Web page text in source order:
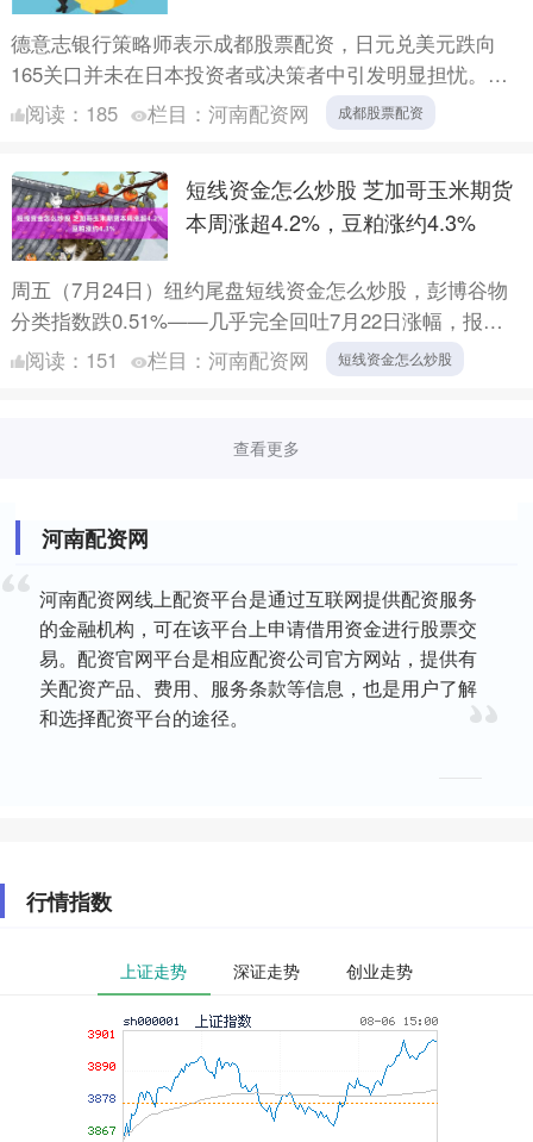
德意志银行策略师表示成都股票配资，日元兑美元跌向
165关口并未在日本投资者或决策者中引发明显担忧。该
行策略师已放弃看涨日元兑欧元的交易建议。 “日元当前
阅读： 185 栏目： 河南配资网 成都股票配资
短线资金怎么炒股 芝加哥玉米期货
本周涨超4.2%，豆粕涨约4.3%
周五（7月24日）纽约尾盘短线资金怎么炒股，彭博谷物
分类指数跌0.51%——几乎完全回吐7月22日涨幅，报
32.8021点，本周累计上涨2.92%。 本周，CB....
阅读： 151 栏目： 河南配资网 短线资金怎么炒股
查看更多
河南配资网
河南配资网线上配资平台是通过互联网提供配资服务
的金融机构，可在该平台上申请借用资金进行股票交
易。配资官网平台是相应配资公司官方网站，提供有
关配资产品、费用、服务条款等信息，也是用户了解
和选择配资平台的途径。
行情指数
上证走势 深证走势 创业走势